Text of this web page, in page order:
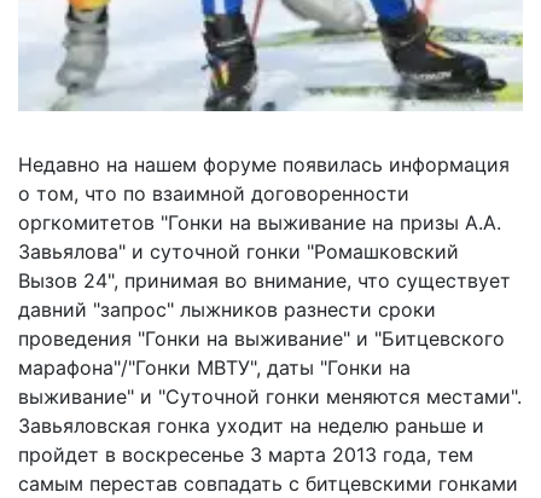
Недавно на нашем форуме появилась информация
о том, что по взаимной договоренности
оргкомитетов "Гонки на выживание на призы А.А.
Завьялова" и суточной гонки "Ромашковский
Вызов 24", принимая во внимание, что существует
давний "запрос" лыжников разнести сроки
проведения "Гонки на выживание" и "Битцевского
марафона"/"Гонки МВТУ", даты "Гонки на
выживание" и "Суточной гонки меняются местами".
Завьяловская гонка уходит на неделю раньше и
пройдет в воскресенье 3 марта 2013 года, тем
самым перестав совпадать с битцевскими гонками